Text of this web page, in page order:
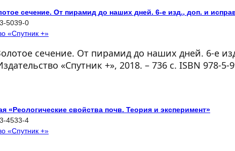
сечение. От пирамид до наших дней. 6-е изд., доп. и
5039-0
«Спутник +»
сечение. От пирамид до наших дней. 6-е
«Спутник +», 2018. – 736 с. ISBN 978-5-
«Реологические свойства почв. Теория и эксперимент»
4533-4
«Спутник +»